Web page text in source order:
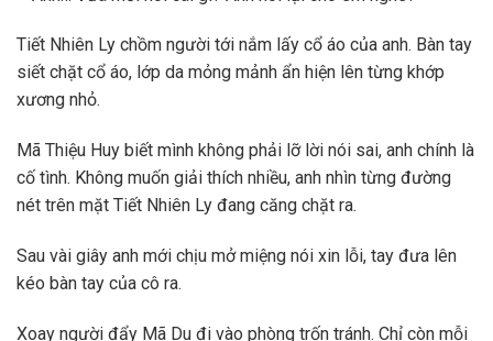
Tiết Nhiên Ly chồm người tới nắm lấy cổ áo của anh. Bàn tay
siết chặt cổ áo, lớp da mỏng mảnh ẩn hiện lên từng khớp
xương nhỏ.
Mã Thiệu Huy biết mình không phải lỡ lời nói sai, anh chính là
cố tình. Không muốn giải thích nhiều, anh nhìn từng đường
nét trên mặt Tiết Nhiên Ly đang căng chặt ra.
Sau vài giây anh mới chịu mở miệng nói xin lỗi, tay đưa lên
kéo bàn tay của cô ra.
Xoay người đẩy Mã Du đi vào phòng trốn tránh. Chỉ còn mỗi